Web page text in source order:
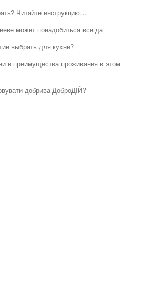
Читайте инструкцию…
может понадобиться всегда
выбрать для кухни?
и преимущества проживания в этом
добрива ДоброДІЙ?